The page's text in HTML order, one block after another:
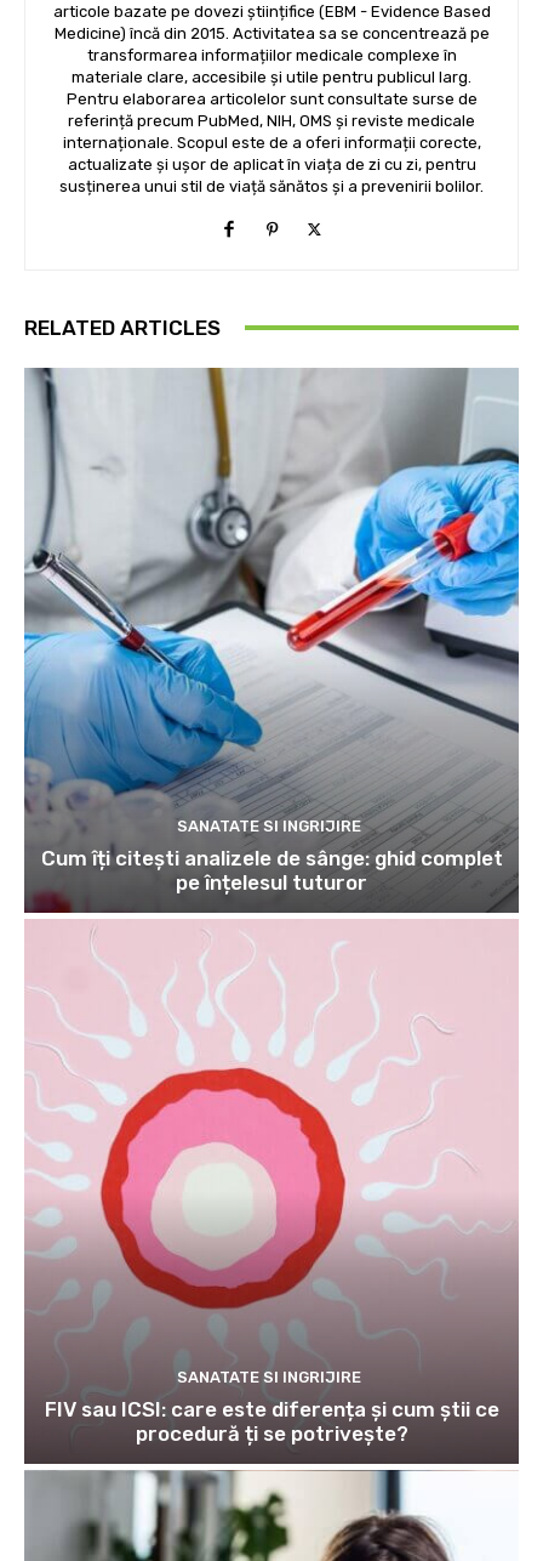
articole bazate pe dovezi științifice (EBM - Evidence Based
Medicine) încă din 2015. Activitatea sa se concentrează pe
transformarea informațiilor medicale complexe în
materiale clare, accesibile și utile pentru publicul larg.
Pentru elaborarea articolelor sunt consultate surse de
referință precum PubMed, NIH, OMS și reviste medicale
internaționale. Scopul este de a oferi informații corecte,
actualizate și ușor de aplicat în viața de zi cu zi, pentru
susținerea unui stil de viață sănătos și a prevenirii bolilor.
RELATED ARTICLES
SANATATE SI INGRIJIRE
Cum îți citești analizele de sânge: ghid complet
pe înțelesul tuturor
SANATATE SI INGRIJIRE
FIV sau ICSI: care este diferența și cum știi ce
procedură ți se potrivește?